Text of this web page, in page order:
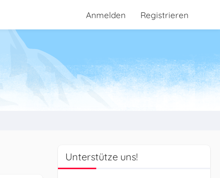
Anmelden Registrieren
Unterstütze uns!